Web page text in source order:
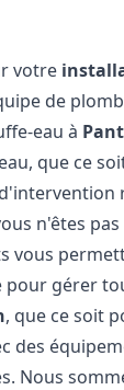
votre
de
eau à
que ce
n'êtes
gérer
, que ce soit
des
Nous